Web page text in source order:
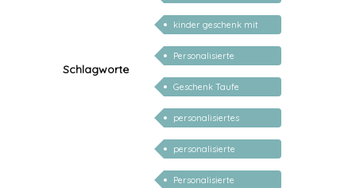
Schlagworte
mädchen
kinder geschenk mit
namen
Personalisierte
Babygeschenke
Geschenk Taufe
personalisiert
personalisiertes
Taufgeschenk
personalisierte
Geschenke für Baby
Personalisierte